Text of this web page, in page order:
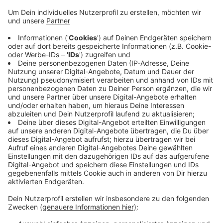
Demnach rufen Betrüger bei den Kunden an und wollen
angeblich ihren Strom auf Ökostrom umstellen. Die
Betrüger geben sich dabei als ein Partnerunternehmen
der evd aus. So würden sie dann an die Zählernummer
kummen. Laut evd fragen sie auch nach einer alten
Abrechnung um so an Kontodaten zu kommen. Danach
würden sie dann einen teuren Vertrag mit den Kunden
abschließen. Die evd rät darum: Auflegen, Name und
Nummer notieren und sich bei dem Unternehmen
melden.
Anzeige